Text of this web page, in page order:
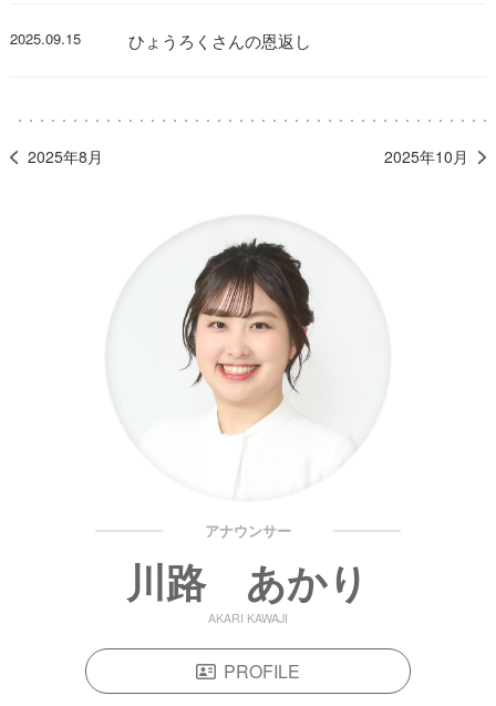
2025.09.15 ひょうろくさんの恩返し
2025年8月 2025年10月
アナウンサー
川路 あかり
AKARI KAWAJI
PROFILE